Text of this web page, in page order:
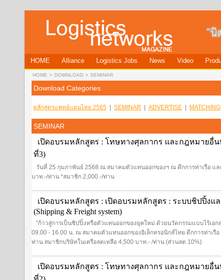
HOME Alliance Logistics Jobs News Video
HOME > DOWNLOAD > SEMINAR
Download Categories
หลักสูตรแพทย์แผนไทย 2565 SEMINAR ADVERTISE MATCHING
SEMINAR
เปิดอบรมหลักสูตร : โทษทางศุลกากร และกฎหมายอื่น
ที่3)
วันที่ 25 กุมภาพันธ์ 2568 ณ สมาคมตัวแทนออกของฯ ณ ตึกการท่าเรือ แล
บาท.-/ท่าน *สมาชิก 2,000.-/ท่าน
เปิดอบรมหลักสูตร : เปิดอบรมหลักสูตร : ระบบชิปปิ้งแ
(Shipping & Freight system)
"ก้าวสู่การเป็นชิปปิ้งหรือตัวแทนออกของยุคใหม่ ด้วยนวัตกรรมแบบไร้เอก
09.00 - 16.00 น. ณ สมาคมตัวแทนออกของอิเล็กทรอนิกส์ไทย ตึกการท่าเรื
ท่าน สมาชิกบริษัทในเครือลดเหลือ 4,500 บาท.- /ท่าน (ส่วนลด 10%)
เปิดอบรมหลักสูตร : โทษทางศุลกากร และกฎหมายอื่น